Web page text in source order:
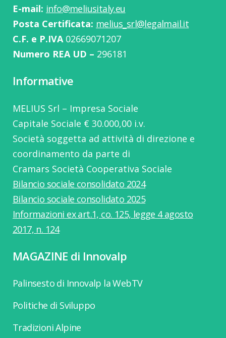
E-mail: info@meliusitaly.eu
Posta Certificata: melius_srl@legalmail.it
C.F. e P.IVA02669071207
Numero REA UD – 296181
Informative
MELIUS Srl – Impresa Sociale
Capitale Sociale € 30.000,00 i.v.
Società soggetta ad attività di direzione e
coordinamento da parte di
Cramars Società Cooperativa Sociale
Bilancio sociale consolidato 2024
Bilancio sociale consolidato 2025
Informazioni ex art.1, co. 125, legge 4 agosto
2017, n. 124
MAGAZINE di Innovalp
Palinsesto di Innovalp la WebTV
Politiche di Sviluppo
Tradizioni Alpine